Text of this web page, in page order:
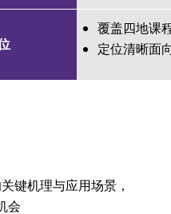
覆盖四地课
定位清晰面
键机理与应用场景，
会